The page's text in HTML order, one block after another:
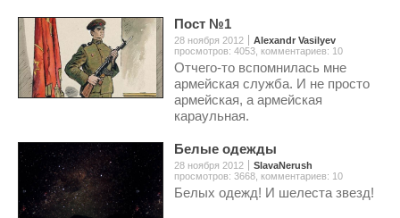
Пост №1
28 ноября 2012
Alexandr Vasilyev
просмотров: 4053, комментариев: 10
Отчего-то вспомнилась мне
армейская служба. И не просто
армейская, а армейская
караульная.
Белые одежды
28 ноября 2012
SlavaNerush
просмотров: 3668, комментариев: 10
Белых одежд! И шелеста звезд!